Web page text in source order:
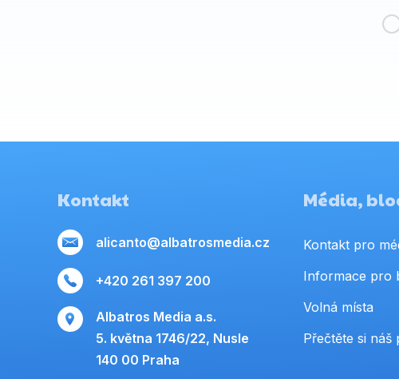
Kontakt
alicanto@albatrosmedia.cz
+420 261 397 200
Albatros Media a.s.
5. května 1746/22, Nusle
140 00 Praha
Média,
Kontakt pro
Informace pro
Volná místa
Přečtěte si náš